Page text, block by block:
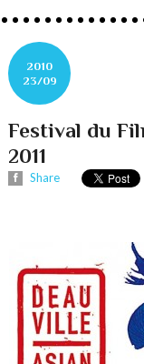
2010
23/09
Festival du
2011
Share